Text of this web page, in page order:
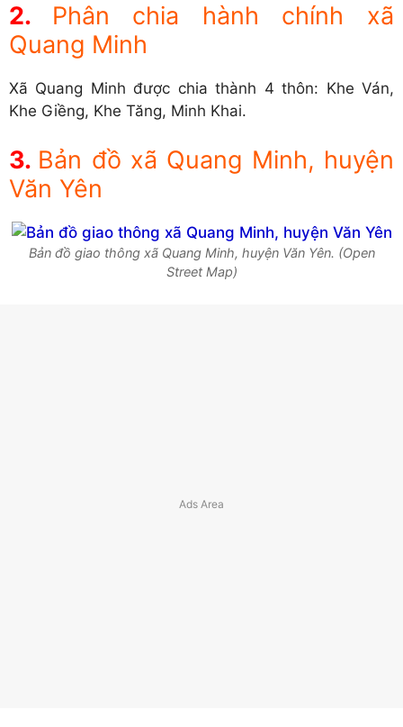
Phân chia hành chính xã
Quang Minh
Xã Quang Minh được chia thành 4 thôn: Khe Ván,
Khe Giềng, Khe Tăng, Minh Khai.
Bản đồ xã Quang Minh, huyện
Văn Yên
Bản đồ giao thông xã Quang Minh, huyện Văn Yên. (Open
Street Map)